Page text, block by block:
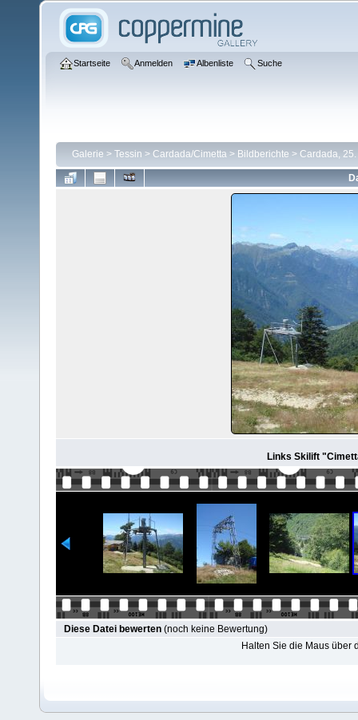
Startseite Anmelden Albenliste Suche
Galerie > Tessin > Cardada/Cimetta > Bildberichte > Cardada,
Links Skilift
Diese Datei bewerten (noch keine Bewertung)
Halten Sie die Maus über